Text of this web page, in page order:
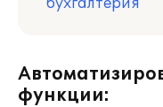
бухгалтерия
функции: